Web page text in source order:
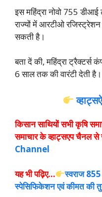
इस महिंद्रा नोवो 755
राज्यों में आरटीओ
सकती है।
बता दें की, महिंद्रा ट्रैक्टर्स
6 साल तक की वारंटी देती है।
किसान साथियों सभी कृषि
समाचार के व्हाट्सएप चैनल
Channel
यह भी पढ़िए…
स्वराज
स्पेसिफिकेशन एवं कीमत की